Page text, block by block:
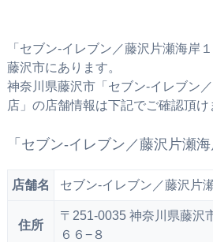
「セブン‐イレブン／藤沢片瀬海岸
藤沢市にあります。
神奈川県藤沢市「セブン‐イレブン
店」の店舗情報は下記でご確認頂け
「セブン‐イレブン／藤沢片瀬
店舗名 セブン‐イレブン／藤沢片
住所
〒251-0035 神奈川県藤沢
６６−８